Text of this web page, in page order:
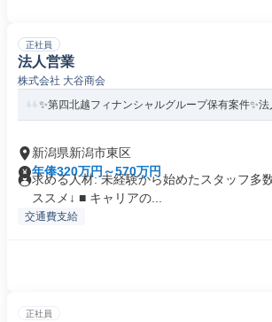
正社員
法人営業
株式会社 大谷商会
✨️第四北越フィナンシャルグループ保有案件✨️
新潟県新潟市東区
年俸320万円～570万円
求める人材: 未経験から始めたスタッフ多
ススメ↓ ■ キャリアの...
交通費支給
正社員